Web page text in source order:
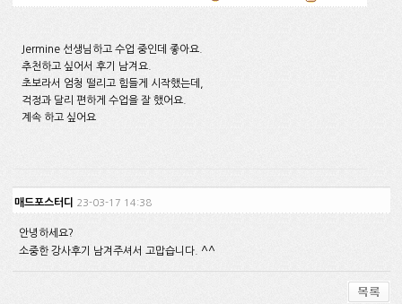
Jermine 선생님하고 수업 중인데 좋아요.
추천하고 싶어서 후기 남겨요.
초보라서 엄청 떨리고 힘들게 시작했는데,
걱정과 달리 편하게 수업을 잘 했어요.
계속 하고 싶어요
매드포스터디 23-03-17 14:38
안녕하세요?
소중한 강사후기 남겨주셔서 고맙습니다. ^^